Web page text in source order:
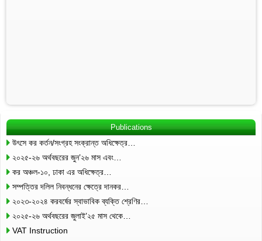
Publications
উৎসে কর কর্তন/সংগ্রহ সংক্রান্ত অধিক্ষেত্র…
২০২৫-২৬ অর্থবছরের জুন’২৬ মাস এবং…
কর অঞ্চল-১০, ঢাকা এর অধিক্ষেত্র…
সম্পত্তির দলিল নিবন্ধনের ক্ষেত্রে দানকর…
২০২৩-২০২৪ করবর্ষের স্বাভাবিক ব্যক্তি শ্রেণির…
২০২৫-২৬ অর্থবছরের জুলাই’২৫ মাস থেকে…
VAT Instruction